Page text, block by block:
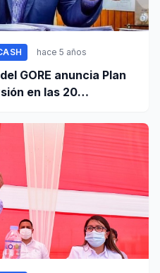
hace 5 años
GORE anuncia Plan
en las 20